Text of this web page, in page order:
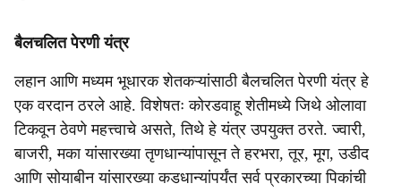
बैलचलित पेरणी यंत्र
लहान आणि मध्यम भूधारक शेतकऱ्यांसाठी बैलचलित पेरणी यंत्र हे
एक वरदान ठरले आहे. विशेषतः कोरडवाहू शेतीमध्ये जिथे ओलावा
टिकवून ठेवणे महत्त्वाचे असते, तिथे हे यंत्र उपयुक्त ठरते. ज्वारी,
बाजरी, मका यांसारख्या तृणधान्यांपासून ते हरभरा, तूर, मूग, उडीद
आणि सोयाबीन यांसारख्या कडधान्यांपर्यंत सर्व प्रकारच्या पिकांची